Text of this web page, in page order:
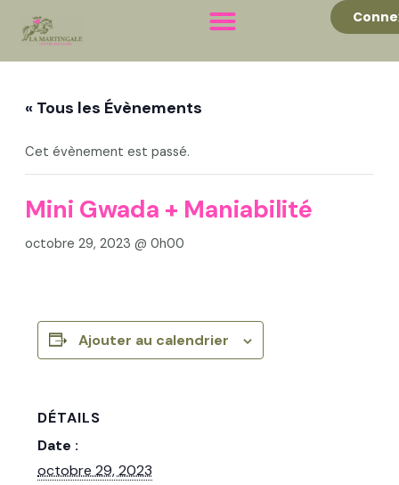
« Tous les Évènements
Cet évènement est passé.
Mini Gwada + Maniabilité
octobre 29, 2023 @ 0h00
Ajouter au calendrier
DÉTAILS
Date :
octobre 29, 2023